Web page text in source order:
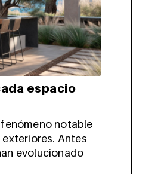
espacio
notable
Antes
evolucionado